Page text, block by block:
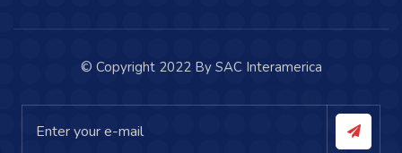
© Copyright 2022 By SAC Interamerica